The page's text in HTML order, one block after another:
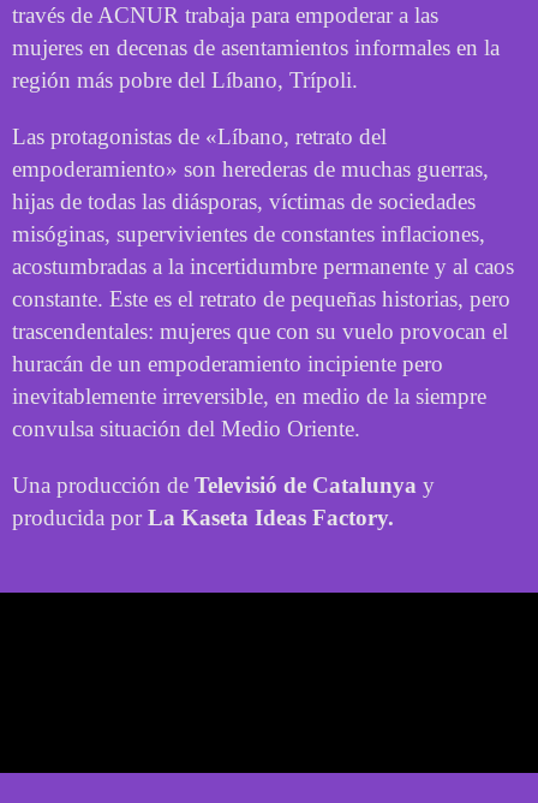
través de ACNUR trabaja para empoderar a las
mujeres en decenas de asentamientos informales en la
región más pobre del Líbano, Trípoli.
Las protagonistas de «Líbano, retrato del
empoderamiento» son herederas de muchas guerras,
hijas de todas las diásporas, víctimas de sociedades
misóginas, supervivientes de constantes inflaciones,
acostumbradas a la incertidumbre permanente y al caos
constante. Este es el retrato de pequeñas historias, pero
trascendentales: mujeres que con su vuelo provocan el
huracán de un empoderamiento incipiente pero
inevitablemente irreversible, en medio de la siempre
convulsa situación del Medio Oriente.
Una producción de Televisió de Catalunya y
producida porLa Kaseta Ideas Factory.